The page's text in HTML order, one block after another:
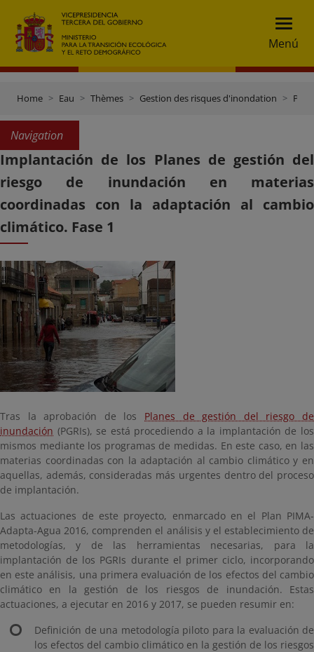
Menú
Home Eau Thèmes Gestion des risques d'inondation Plans de gestion des risques d'inondation
Navigation
Implantación de los Planes de gestión del
riesgo de inundación en materias
coordinadas con la adaptación al cambio
climático. Fase 1
Tras la aprobación de los Planes de gestión del riesgo de
inundación (PGRIs), se está procediendo a la implantación de los
mismos mediante los programas de medidas. En este caso, en las
materias coordinadas con la adaptación al cambio climático y en
aquellas, además, consideradas más urgentes dentro del proceso
de implantación.
Las actuaciones de este proyecto, enmarcado en el Plan PIMA-
Adapta-Agua 2016, comprenden el análisis y el establecimiento de
metodologías, y de las herramientas necesarias, para la
implantación de los PGRIs durante el primer ciclo, incorporando
en este análisis, una primera evaluación de los efectos del cambio
climático en la gestión de los riesgos de inundación. Estas
actuaciones, a ejecutar en 2016 y 2017, se pueden resumir en:
Definición de una metodología piloto para la evaluación de
los efectos del cambio climático en la gestión de los riesgos